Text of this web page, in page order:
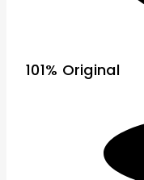
101% Original